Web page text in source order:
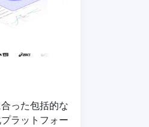
った包括的な
ラットフォー